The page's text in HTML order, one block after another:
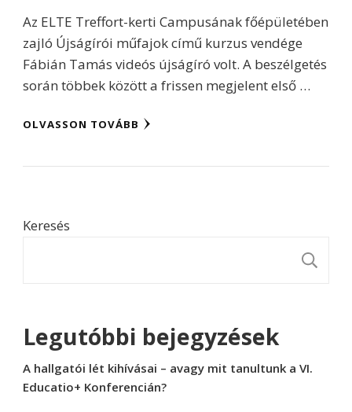
Az ELTE Treffort-kerti Campusának főépületében
zajló Újságírói műfajok című kurzus vendége
Fábián Tamás videós újságíró volt. A beszélgetés
során többek között a frissen megjelent első …
OLVASSON TOVÁBB
Keresés
Legutóbbi bejegyzések
A hallgatói lét kihívásai – avagy mit tanultunk a VI.
Educatio+ Konferencián?